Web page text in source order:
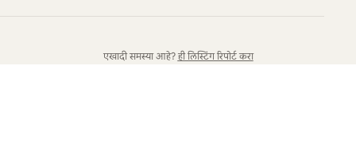
एखादी समस्या आहे? ही लिस्टिंग रिपोर्ट करा